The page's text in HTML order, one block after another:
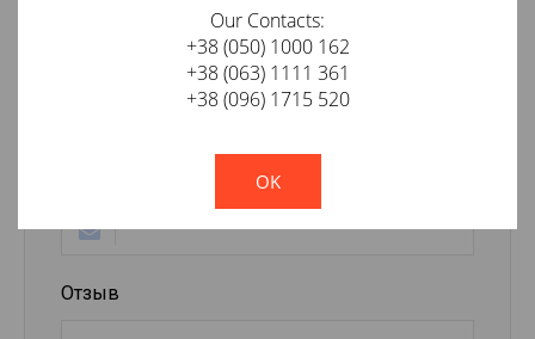
Оставить отзыв о товаре
Отзыв
Our Contacts:
+38 (050) 1000 162
+38 (063) 1111 361
+38 (096) 1715 520
!
Not valid!
OK